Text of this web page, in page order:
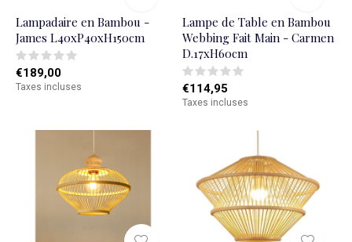
Lampadaire en Bambou -
James L40xP40xH150cm
€189,00
Taxes incluses
Lampe de Table en Bambou
Webbing Fait Main - Carmen
D.17xH60cm
€114,95
Taxes incluses